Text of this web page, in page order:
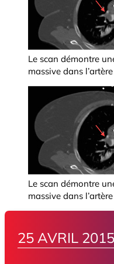
Le scan démontre
massive dans
Le scan démontre
massive dans
25 AVRIL 2015